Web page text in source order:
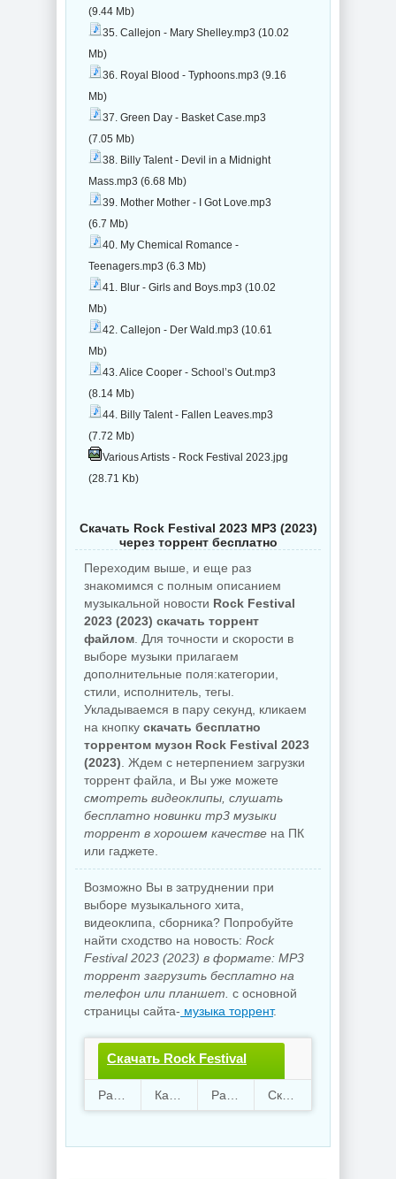
(9.44 Mb)
35. Callejon - Mary Shelley.mp3 (10.02
Mb)
36. Royal Blood - Typhoons.mp3 (9.16
Mb)
37. Green Day - Basket Case.mp3
(7.05 Mb)
38. Billy Talent - Devil in a Midnight
Mass.mp3 (6.68 Mb)
39. Mother Mother - I Got Love.mp3
(6.7 Mb)
40. My Chemical Romance -
Teenagers.mp3 (6.3 Mb)
41. Blur - Girls and Boys.mp3 (10.02
Mb)
42. Callejon - Der Wald.mp3 (10.61
Mb)
43. Alice Cooper - School’s Out.mp3
(8.14 Mb)
44. Billy Talent - Fallen Leaves.mp3
(7.72 Mb)
Various Artists - Rock Festival 2023.jpg
(28.71 Kb)
Скачать Rock Festival 2023 MP3 (2023)
через торрент бесплатно
Переходим выше, и еще раз
знакомимся с полным описанием
музыкальной новости Rock Festival
2023 (2023) скачать торрент
файлом . Для точности и скорости в
выборе музыки прилагаем
дополнительные поля:категории,
стили, исполнитель, тегы.
Укладываемся в пару секунд, кликаем
на кнопку скачать бесплатно
торрентом музон Rock Festival 2023
(2023) . Ждем с нетерпением загрузки
торрент файла, и Вы уже можете
смотреть видеоклипы, слушать
бесплатно новинки mp3 музыки
торрент в хорошем качестве на ПК
или гаджете.
Возможно Вы в затруднении при
выборе музыкального хита,
видеоклипа, сборника? Попробуйте
найти сходство на новость: Rock
Festival 2023 (2023) в формате: MP3
торрент загрузить бесплатно на
телефон или планшет. с основной
страницы сайта- музыка торрент.
Скачать Rock Festival
2023.torrent файл
74 49 400.89 Mb